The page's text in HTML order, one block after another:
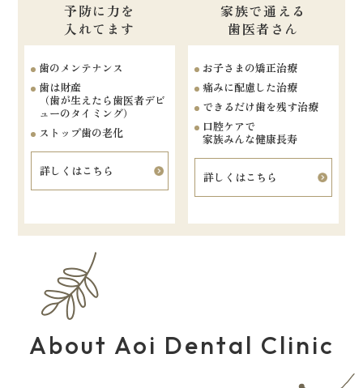
予防に力を
入れてます
歯のメンテナンス
歯は財産
（歯が生えたら歯医者デビ
ューのタイミング）
ストップ歯の老化
詳しくはこちら
家族で通える
歯医者さん
お子さまの矯正治療
痛みに配慮した治療
できるだけ歯を残す治療
口腔ケアで
家族みんな健康長寿
詳しくはこちら
About Aoi Dental Clinic